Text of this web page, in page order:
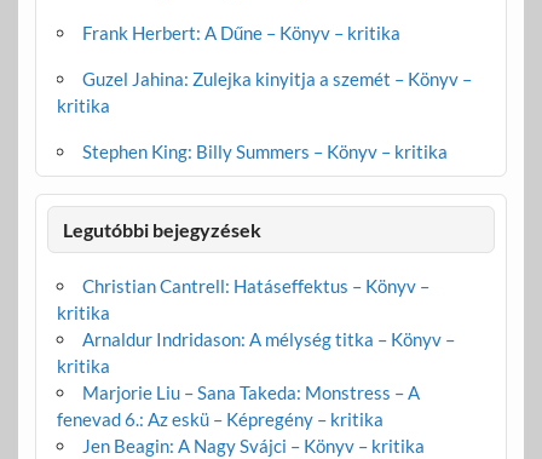
Frank Herbert: A Dűne – Könyv – kritika
Guzel Jahina: Zulejka kinyitja a szemét – Könyv –
kritika
Stephen King: Billy Summers – Könyv – kritika
Legutóbbi bejegyzések
Christian Cantrell: Hatáseffektus – Könyv –
kritika
Arnaldur Indridason: A mélység titka – Könyv –
kritika
Marjorie Liu – Sana Takeda: Monstress – A
fenevad 6.: Az eskü – Képregény – kritika
Jen Beagin: A Nagy Svájci – Könyv – kritika